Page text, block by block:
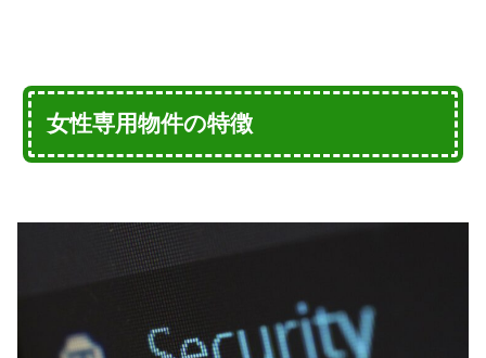
女性専用物件の特徴